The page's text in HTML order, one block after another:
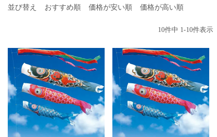
並び替え おすすめ順 価格が安い順 価格が高い順
10件中 1-10件表示